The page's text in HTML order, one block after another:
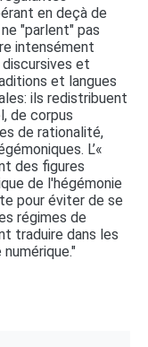
en deçà de
"parlent" pas
intensément
et
et langues
ils redistribuent
de corpus
de rationalité,
L’«
des figures
de l'hégémonie
pour éviter de se
régimes de
traduire dans les